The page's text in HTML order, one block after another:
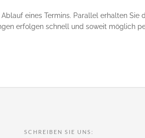
eines Termins. Parallel erhalten
erfolgen schnell und soweit möglich
SCHREIBEN SIE UNS: